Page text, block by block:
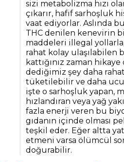
sizi metabolizma hızı
çıkarır, hafif sarhoşluk
vaat ediyorlar. Aslında
THC denilen kenevirin
maddeleri illegal
rahat kolay ulaşılabilen
kattığınız zaman hikaye
dediğimiz şey daha
tüketilebilir ve daha
işte o sarhoşluk yapan,
hızlandıran veya yağ
fazla enerji veren bu
gıdanın içinde olması
teşkil eder. Eğer altta
etmeni varsa ölümcül
doğurabilir.